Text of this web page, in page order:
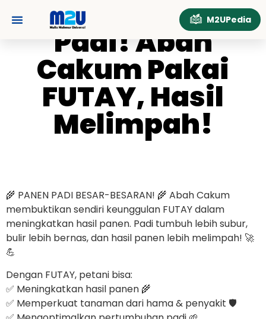
M2UPedia
Abah Cakum Pakai
FUTAY, Hasil
Melimpah!
Panen Besar
Padi! Abah
Cakum Pakai
FUTAY, Hasil
Melimpah!
🌾 PANEN PADI BESAR-BESARAN! 🌾 Abah Cakum
membuktikan sendiri keunggulan FUTAY dalam
meningkatkan hasil panen. Padi tumbuh lebih subur,
bulir lebih bernas, dan hasil panen lebih melimpah! 🚀
💪
Dengan FUTAY, petani bisa:
✅ Meningkatkan hasil panen 🌾
✅ Memperkuat tanaman dari hama & penyakit 🛡️